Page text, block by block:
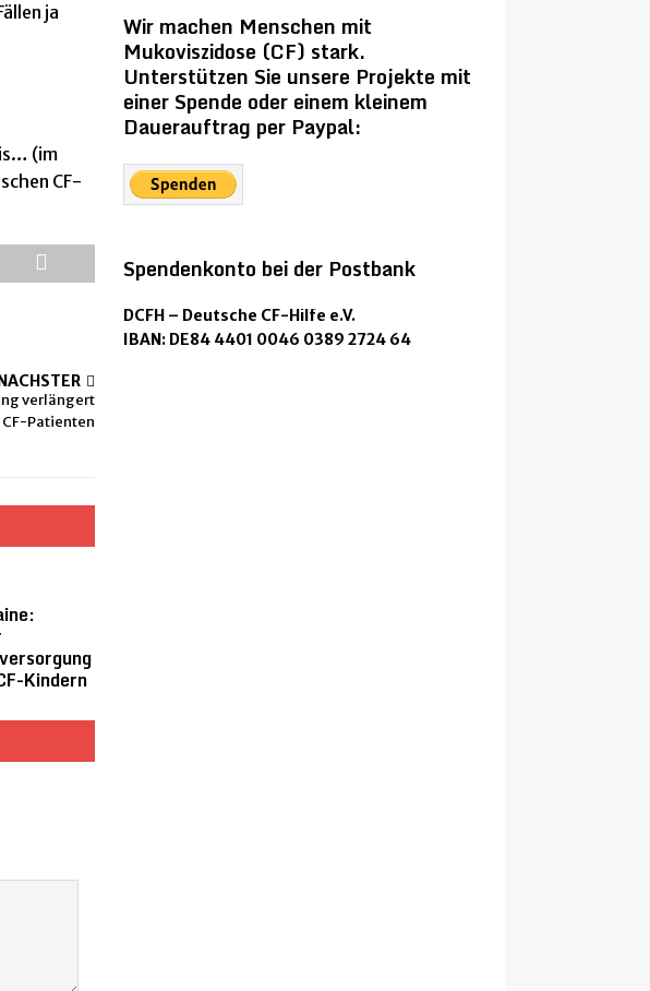
ja
(im
CF-
verlängert
Patienten
Kindern
Wir machen Menschen mit
Mukoviszidose (CF) stark.
Unterstützen Sie unsere Projekte mit
einer Spende oder einem kleinem
Dauerauftrag per Paypal:
Spendenkonto bei der Postbank
DCFH – Deutsche CF-Hilfe e.V.
IBAN: DE84 4401 0046 0389 2724 64